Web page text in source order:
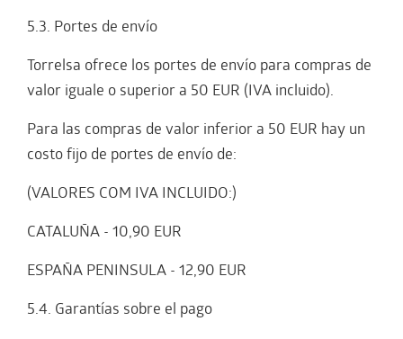
5.3. Portes de envío
Torrelsa ofrece los portes de envío para compras de
valor iguale o superior a 50 EUR (IVA incluido).
Para las compras de valor inferior a 50 EUR hay un
costo fijo de portes de envío de:
(VALORES COM IVA INCLUIDO:)
CATALUÑA - 10,90 EUR
ESPAÑA PENINSULA - 12,90 EUR
5.4. Garantías sobre el pago